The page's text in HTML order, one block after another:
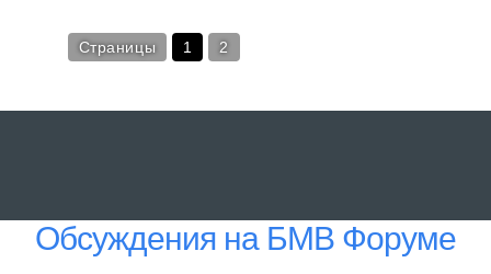
Страницы 1 2
Обсуждения на БМВ Форуме